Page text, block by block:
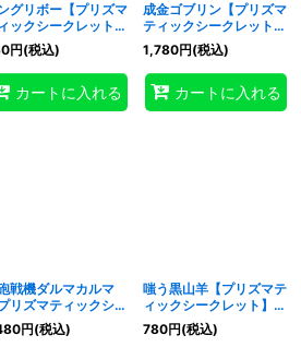
グリボー【プリズマ
ックシークレット】
JP045}《リン
円(税込)
カートに入れる
成金ゴブリン【プリズマ
ティックシークレット】
{UT01-JP046}《魔法》
1,780円(税込)
カートに入れる
戦機ダルマカルマ
プリズマティックシー
ット】{UT01-
《罠》
円(税込)
嗤う黒山羊【プリズマテ
ィックシークレット】
{UT01-JP055}《罠》
780円(税込)